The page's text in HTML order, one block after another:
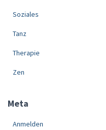
Soziales
Tanz
Therapie
Zen
Meta
Anmelden